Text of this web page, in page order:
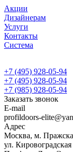
Акции
Дизайнерам
Услуги
Контакты
Система
+7 (495) 928-05-94
+7 (495) 928-05-94
+7 (985) 928-05-94
Заказать звонок
E-mail
profildoors-
Адрес
Москва, м.
ул.